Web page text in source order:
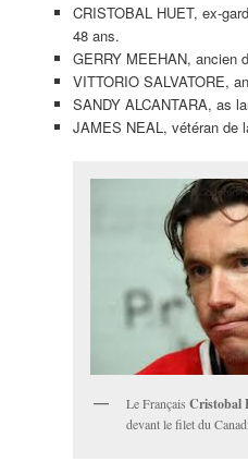
CRISTOBAL HUET, ex-
48 ans.
GERRY MEEHAN, ancien
VITTORIO SALVATORE,
SANDY ALCANTARA, as
JAMES NEAL, vétéran de
Le Français Cristobal
devant le filet du